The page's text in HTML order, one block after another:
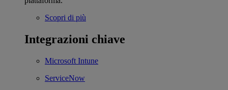
Scopri di più
Integrazioni chiave
Microsoft Intune
ServiceNow